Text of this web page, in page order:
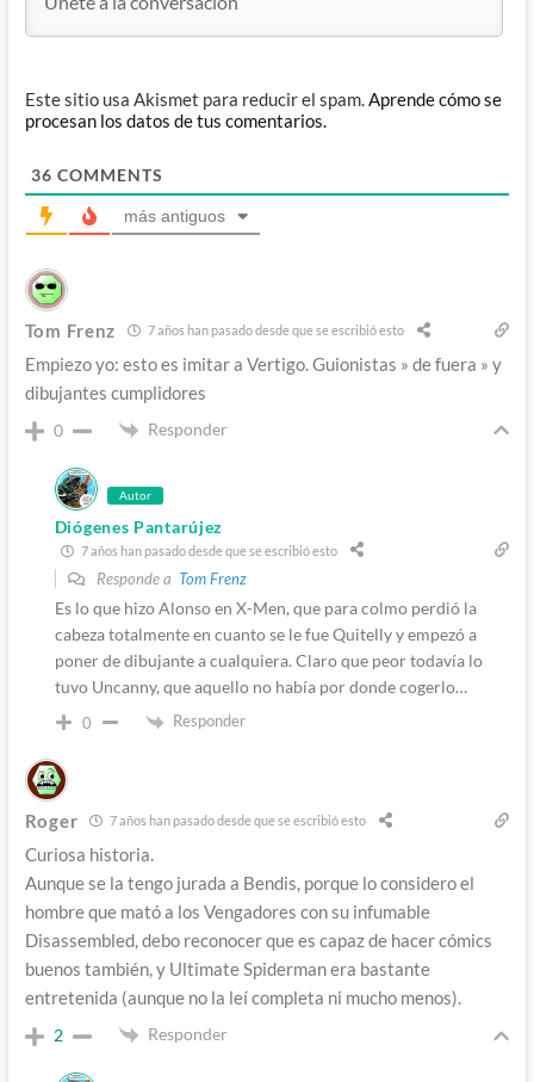
Este sitio usa Akismet para reducir el spam.Aprende cómo se
procesan los datos de tus comentarios.
36 COMMENTS
más antiguos
Tom Frenz 7 años han pasado desde que se escribió esto
Empiezo yo: esto es imitar a Vertigo. Guionistas » de fuera » y
dibujantes cumplidores
0 Responder
Autor
Diógenes Pantarújez
7 años han pasado desde que se escribió esto
Responde a Tom Frenz
Es lo que hizo Alonso en X-Men, que para colmo perdió la
cabeza totalmente en cuanto se le fue Quitelly y empezó a
poner de dibujante a cualquiera. Claro que peor todavía lo
tuvo Uncanny, que aquello no había por donde cogerlo…
0 Responder
Roger 7 años han pasado desde que se escribió esto
Curiosa historia.
Aunque se la tengo jurada a Bendis, porque lo considero el
hombre que mató a los Vengadores con su infumable
Disassembled, debo reconocer que es capaz de hacer cómics
buenos también, y Ultimate Spiderman era bastante
entretenida (aunque no la leí completa ni mucho menos).
2 Responder